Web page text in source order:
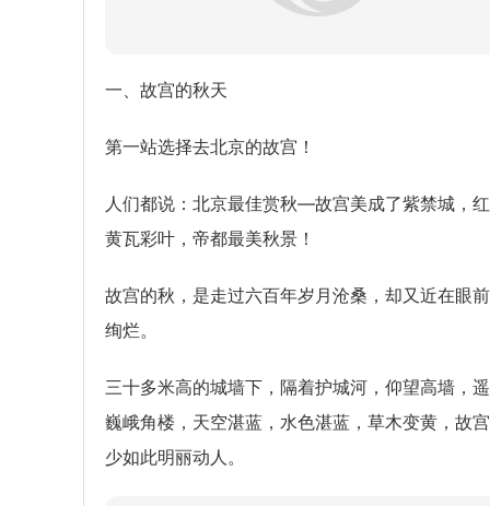
一、故宫的秋天
第一站选择去北京的故宫！
人们都说：北京最佳赏秋—故宫美成了紫禁城，
黄瓦彩叶，帝都最美秋景！
故宫的秋，是走过六百年岁月沧桑，却又近在眼
绚烂。
三十多米高的城墙下，隔着护城河，仰望高墙，
巍峨角楼，天空湛蓝，水色湛蓝，草木变黄，故
少如此明丽动人。